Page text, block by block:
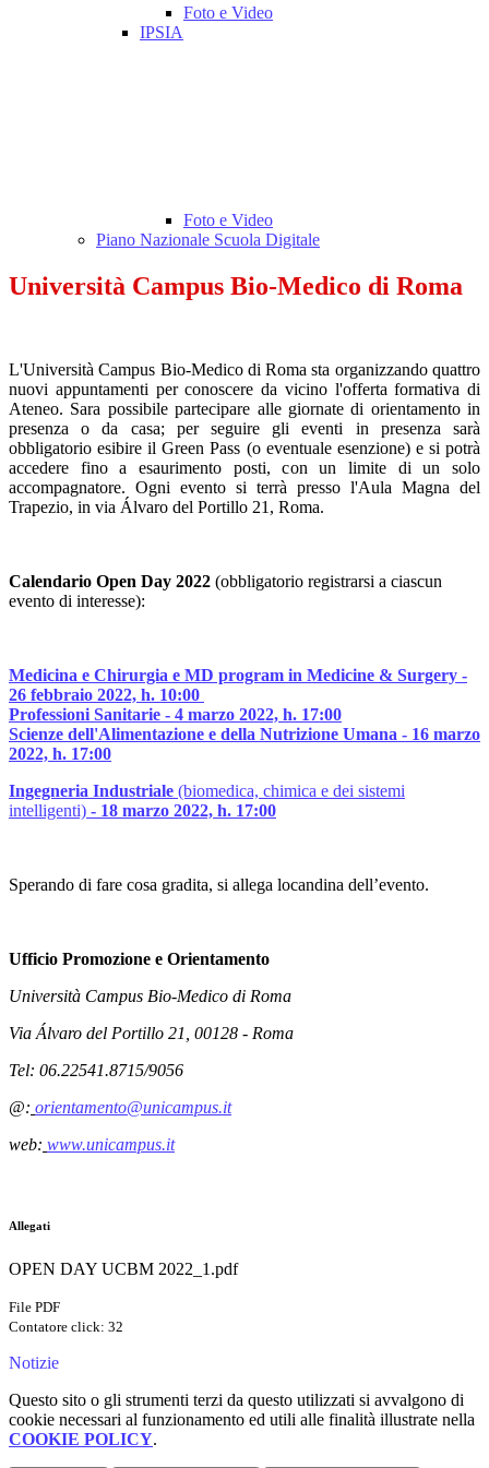
Foto e Video
IPSIA
Foto e Video
Piano Nazionale Scuola Digitale
Università Campus Bio-Medico di Roma
L'Università Campus Bio-Medico di Roma sta organizzando quattro
nuovi appuntamenti per conoscere da vicino l'offerta formativa di
Ateneo. Sara possibile partecipare alle giornate di orientamento in
presenza o da casa; per seguire gli eventi in presenza sarà
obbligatorio esibire il Green Pass (o eventuale esenzione) e si potrà
accedere fino a esaurimento posti, con un limite di un solo
accompagnatore. Ogni evento si terrà presso l'Aula Magna del
Trapezio, in via Álvaro del Portillo 21, Roma.
Calendario Open Day 2022 (obbligatorio registrarsi a ciascun
evento di interesse):
Medicina e Chirurgia e MD program in Medicine & Surgery -
26 febbraio 2022, h. 10:00
Professioni Sanitarie - 4 marzo 2022, h. 17:00
Scienze dell'Alimentazione e della Nutrizione Umana - 16 marzo
2022, h. 17:00
Ingegneria Industriale (biomedica, chimica e dei sistemi
intelligenti) - 18 marzo 2022, h. 17:00
Sperando di fare cosa gradita, si allega locandina dell’evento.
Ufficio Promozione e Orientamento
Università Campus Bio-Medico di Roma
Via Álvaro del Portillo 21, 00128 - Roma
Tel: 06.22541.8715/9056
@: orientamento@unicampus.it
web: www.unicampus.it
Allegati
OPEN DAY UCBM 2022_1.pdf
File PDF
Contatore click: 32
Notizie
Questo sito o gli strumenti terzi da questo utilizzati si avvalgono di
cookie necessari al funzionamento ed utili alle finalità illustrate nella
COOKIE POLICY.